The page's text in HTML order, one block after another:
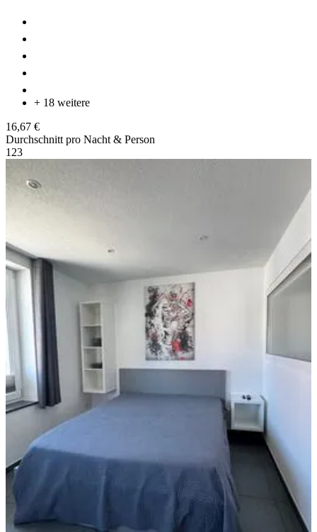
+ 18 weitere
16,67 €
Durchschnitt pro Nacht & Person
1 23